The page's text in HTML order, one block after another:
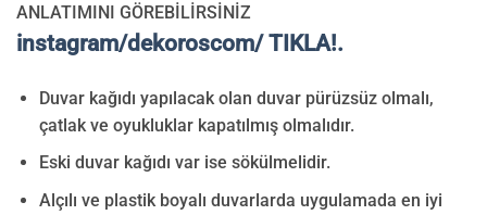
ANLATIMINI GÖREBİLİRSİNİZ
instagram/dekoroscom/ TIKLA!.
Duvar kağıdı yapılacak olan duvar pürüzsüz olmalı,
çatlak ve oyukluklar kapatılmış olmalıdır.
Eski duvar kağıdı var ise sökülmelidir.
Alçılı ve plastik boyalı duvarlarda uygulamada en iyi